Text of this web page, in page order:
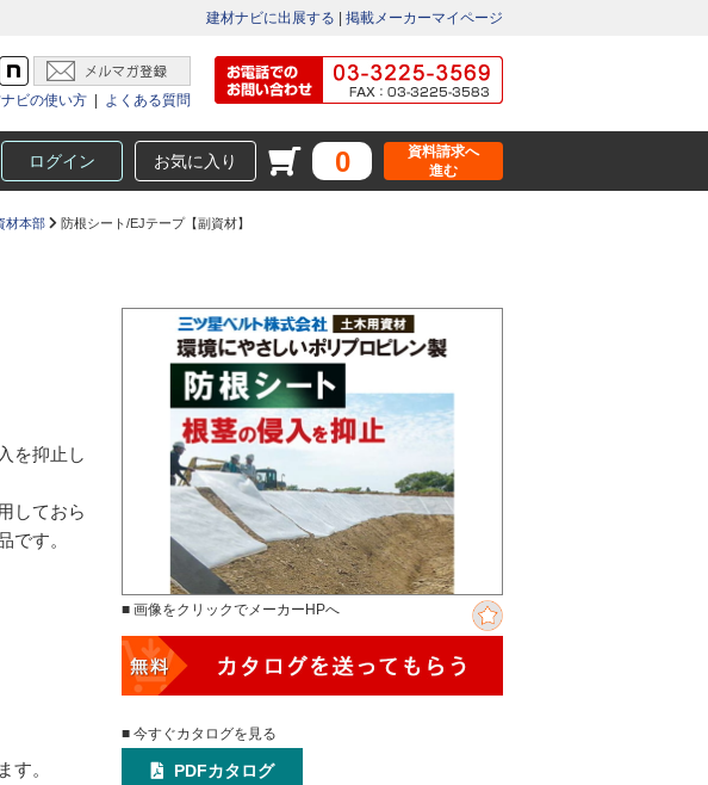
建材ナビに出展する 掲載メーカーマイページ
ビの使い方 よくある質問
ログイン お気に入り 0
資料請求へ
進む
材本部 防根シート/EJテープ【副資材】
を抑止し
しておら
です。
す。
■ 画像をクリックでメーカーHPへ
■ 今すぐカタログを見る
PDFカタログ